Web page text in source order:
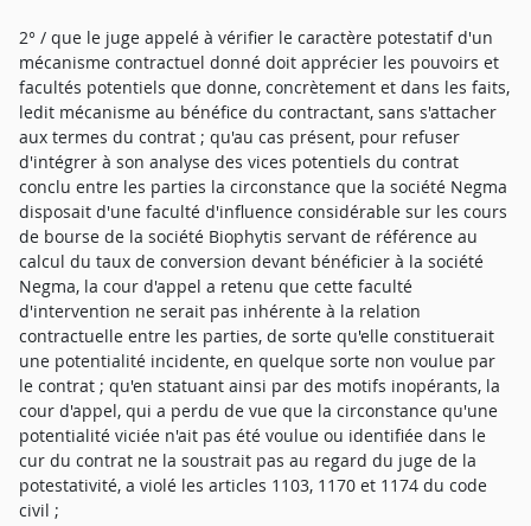
2° / que le juge appelé à vérifier le caractère potestatif d'un
mécanisme contractuel donné doit apprécier les pouvoirs et
facultés potentiels que donne, concrètement et dans les faits,
ledit mécanisme au bénéfice du contractant, sans s'attacher
aux termes du contrat ; qu'au cas présent, pour refuser
d'intégrer à son analyse des vices potentiels du contrat
conclu entre les parties la circonstance que la société Negma
disposait d'une faculté d'influence considérable sur les cours
de bourse de la société Biophytis servant de référence au
calcul du taux de conversion devant bénéficier à la société
Negma, la cour d'appel a retenu que cette faculté
d'intervention ne serait pas inhérente à la relation
contractuelle entre les parties, de sorte qu'elle constituerait
une potentialité incidente, en quelque sorte non voulue par
le contrat ; qu'en statuant ainsi par des motifs inopérants, la
cour d'appel, qui a perdu de vue que la circonstance qu'une
potentialité viciée n'ait pas été voulue ou identifiée dans le
cur du contrat ne la soustrait pas au regard du juge de la
potestativité, a violé les articles 1103, 1170 et 1174 du code
civil ;